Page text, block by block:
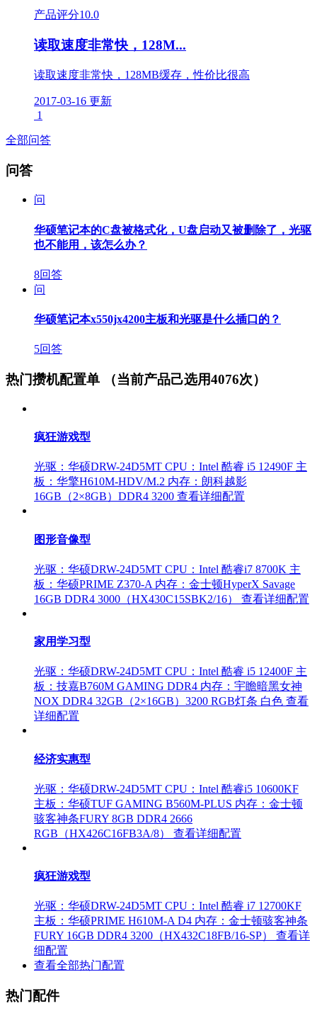
产品评分10.0
读取速度非常快，128M...
读取速度非常快，128MB缓存，性价比很高
2017-03-16 更新
1
全部问答
问答
问
华硕笔记本的C盘被格式化，U盘启动又被删除了，光驱
也不能用，该怎么办？
8回答
问
华硕笔记本x550jx4200主板和光驱是什么插口的？
5回答
热门攒机配置单 （当前产品己选用4076次）
疯狂游戏型
光驱：华硕DRW-24D5MT CPU：Intel 酷睿 i5 12490F 主
板：华擎H610M-HDV/M.2 内存：朗科越影
16GB（2×8GB）DDR4 3200 查看详细配置
图形音像型
光驱：华硕DRW-24D5MT CPU：Intel 酷睿i7 8700K 主
板：华硕PRIME Z370-A 内存：金士顿HyperX Savage
16GB DDR4 3000（HX430C15SBK2/16）
查看详细配置
家用学习型
光驱：华硕DRW-24D5MT CPU：Intel 酷睿 i5 12400F 主
板：技嘉B760M GAMING DDR4 内存：宇瞻暗黑女神
NOX DDR4 32GB（2×16GB）3200 RGB灯条 白色 查看
详细配置
经济实惠型
光驱：华硕DRW-24D5MT CPU：Intel 酷睿i5 10600KF
主板：华硕TUF GAMING B560M-PLUS 内存：金士顿
骇客神条FURY 8GB DDR4 2666
RGB（HX426C16FB3A/8）
查看详细配置
疯狂游戏型
光驱：华硕DRW-24D5MT CPU：Intel 酷睿 i7 12700KF
主板：华硕PRIME H610M-A D4 内存：金士顿骇客神条
FURY 16GB DDR4 3200（HX432C18FB/16-SP）
查看详
细配置
查看全部热门配置
热门配件